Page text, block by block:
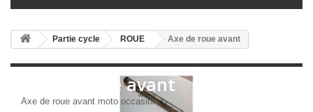
Partie cycle ROUE Axe de roue avant
Axe de roue avant
Axe de roue avant moto occasion